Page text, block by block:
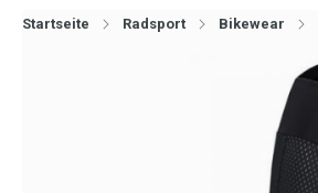
Startseite Radsport Bikewear